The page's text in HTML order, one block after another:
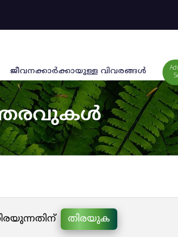
ജീവനക്കാര്‍ക്കായുള്ള വിവരങ്ങള്‍
തിരയുക